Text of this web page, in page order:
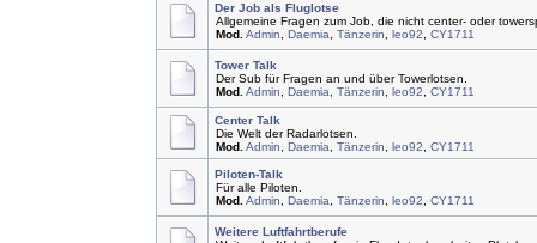
Der Job als Fluglotse
Allgemeine Fragen zum Job, die nicht center- oder
Mod. Admin Daemia Tänzerin leo92 CY1711
Tower Talk
Der Sub für Fragen an und über Towerlotsen.
Mod. Admin Daemia Tänzerin leo92 CY1711
Center Talk
Die Welt der Radarlotsen.
Mod. Admin Daemia Tänzerin leo92 CY1711
Piloten-Talk
Für alle Piloten.
Mod. Admin Daemia Tänzerin leo92 CY1711
Weitere Luftfahrtberufe